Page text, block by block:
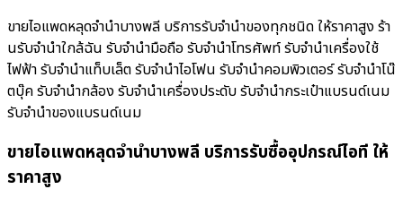
ขายไอแพดหลุดจำนำบางพลี บริการรับจำนำของทุกชนิด ให้ราคาสูง ร้า
นรับจํานําใกล้ฉัน รับจำนำมือถือ รับจำนำโทรศัพท์ รับจำนำเครื่องใช้
ไฟฟ้า รับจำนำแท็บเล็ต รับจำนำไอโฟน รับจำนำคอมพิวเตอร์ รับจำนำโน๊
ตบุ๊ค รับจำนำกล้อง รับจำนำเครื่องประดับ รับจำนำกระเป๋าแบรนด์เนม
รับจำนำของแบรนด์เนม
ขายไอแพดหลุดจำนำบางพลี บริการรับซื้ออุปกรณ์ไอที ให้
ราคาสูง